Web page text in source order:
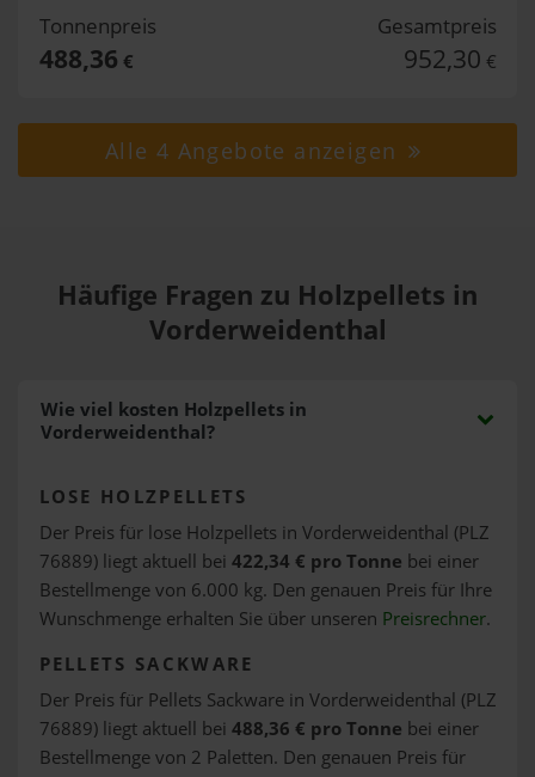
Tonnenpreis
488,36 €
Gesamtpreis
952,30 €
Alle 4 Angebote anzeigen
Häufige Fragen zu Holzpellets in
Vorderweidenthal
Wie viel kosten Holzpellets in
Vorderweidenthal?
LOSE HOLZPELLETS
Der Preis für lose Holzpellets in Vorderweidenthal (PLZ
76889) liegt aktuell bei 422,34 € pro Tonne bei einer
Bestellmenge von 6.000 kg. Den genauen Preis für Ihre
Wunschmenge erhalten Sie über unseren Preisrechner.
PELLETS SACKWARE
Der Preis für Pellets Sackware in Vorderweidenthal (PLZ
76889) liegt aktuell bei 488,36 € pro Tonne bei einer
Bestellmenge von 2 Paletten. Den genauen Preis für